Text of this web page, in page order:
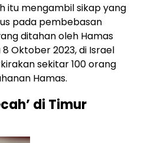
itu mengambil sikap yang
pada pembebasan
ditahan oleh Hamas
Oktober 2023, di Israel
sekitar 100 orang
Hamas.
di Timur